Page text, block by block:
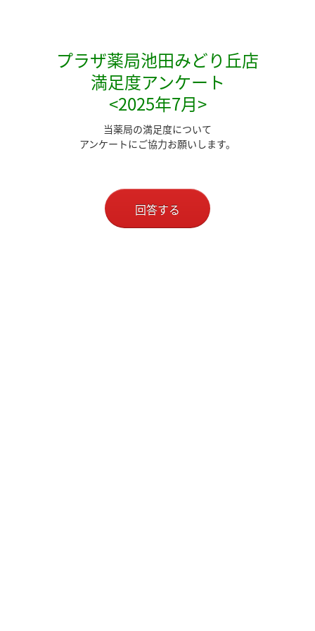
プラザ薬局池田みどり丘店
満足度アンケート
<2025年7月>
当薬局の満足度について
アンケートにご協力お願いします。
回答する